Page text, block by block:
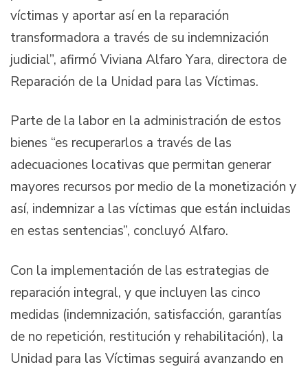
víctimas y aportar así en la reparación
transformadora a través de su indemnización
judicial”, afirmó Viviana Alfaro Yara, directora de
Reparación de la Unidad para las Víctimas.
Parte de la labor en la administración de estos
bienes “es recuperarlos a través de las
adecuaciones locativas que permitan generar
mayores recursos por medio de la monetización y
así, indemnizar a las víctimas que están incluidas
en estas sentencias”, concluyó Alfaro.
Con la implementación de las estrategias de
reparación integral, y que incluyen las cinco
medidas (indemnización, satisfacción, garantías
de no repetición, restitución y rehabilitación), la
Unidad para las Víctimas seguirá avanzando en